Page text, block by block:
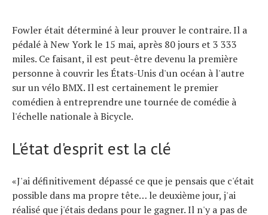
Fowler était déterminé à leur prouver le contraire. Il a
pédalé à New York le 15 mai, après 80 jours et 3 333
miles. Ce faisant, il est peut-être devenu la première
personne à couvrir les États-Unis d'un océan à l'autre
sur un vélo BMX. Il est certainement le premier
comédien à entreprendre une tournée de comédie à
l'échelle nationale à Bicycle.
L'état d'esprit est la clé
«J'ai définitivement dépassé ce que je pensais que c'était
possible dans ma propre tête… le deuxième jour, j'ai
réalisé que j'étais dedans pour le gagner. Il n'y a pas de
À propos